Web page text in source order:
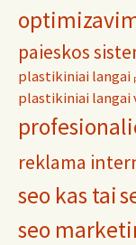
paieskos
plastikiniai langai
plastikiniai langai
reklama
seo kas tai
seo